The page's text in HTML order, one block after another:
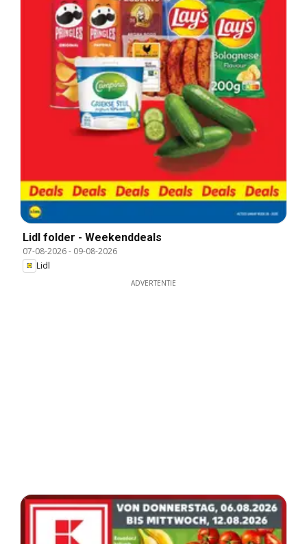
Lidl folder - Weekenddeals
07-08-2026- 09-08-2026
Lidl
ADVERTENTIE